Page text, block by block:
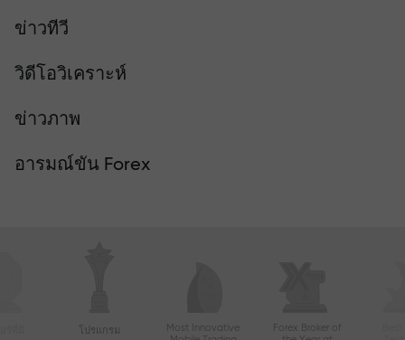
ข่าวทีวี
วิดีโอวิเคราะห์
ข่าวภาพ
อารมณ์ขัน Forex
โปรแกรม
Most Innovative
Forex Broker of